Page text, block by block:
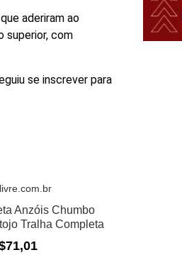
aderiram ao
superior, com
se inscrever para
Anzóis Chumbo
Tralha Completa